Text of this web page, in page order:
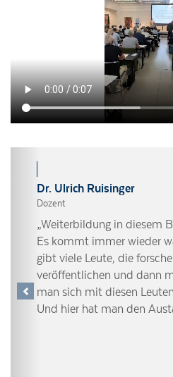
Dr. Ulrich Ruisinger
Dozent
„Weiterbildung in diesem
Es kommt immer wieder
gibt viele Leute, die
veröffentlichen und dann
man sich mit diesen
Und hier hat man den
Previous